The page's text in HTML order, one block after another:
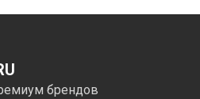
брендов